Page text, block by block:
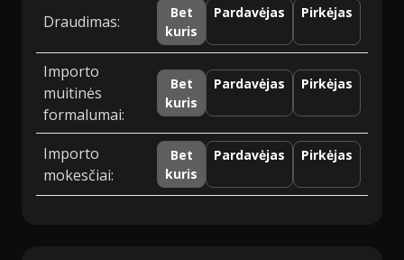
Draudimas:
Bet
kuris
Pardavėjas Pirkėjas
Importo
muitinės
formalumai:
Bet
kuris
Pardavėjas Pirkėjas
Importo
mokesčiai:
Bet
kuris
Pardavėjas Pirkėjas